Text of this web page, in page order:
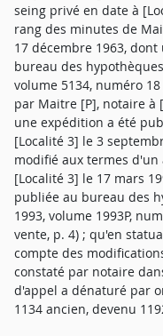
seing privé en date à
rang des minutes de
17 décembre 1963,
bureau des
volume 5134, numéro
par Maitre [P], notaire à
une expédition a été
[Localité 3] le 3
modifié aux termes
[Localité 3] le 17 mars
publiée au bureau des
1993, volume 1993P,
vente, p. 4) ; qu'en
compte des
constaté par notaire
d'appel a dénaturé par
1134 ancien, devenu